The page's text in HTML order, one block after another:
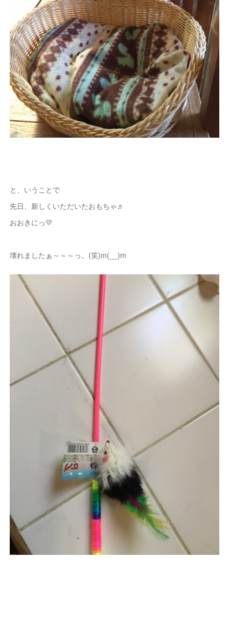
と、いうことで
先日、新しくいただいたおもちゃ♬
おおきにっ💛
壊れましたぁ～～～っ。(笑)m(__)m